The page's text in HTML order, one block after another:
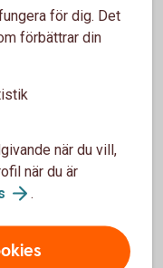
efter följande:
kom överens
Avtalet syftar
inte ska
har satt kortsiktiga
fondkapital ska
för dig. Det
förbättrar din
när du vill,
när du är
.